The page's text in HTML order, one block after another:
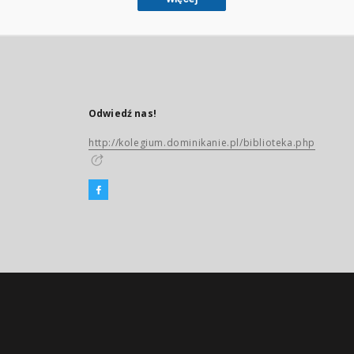
Odwiedź nas!
http://kolegium.dominikanie.pl/biblioteka.php